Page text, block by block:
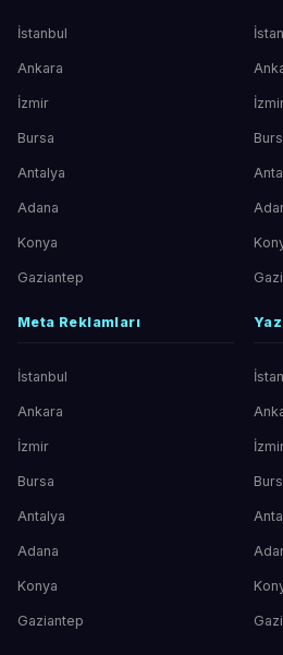
İstanbul
Ankara
İzmir
Bursa
Antalya
Adana
Konya
Gaziantep
Meta Reklamları
İstanbul
Ankara
İzmir
Bursa
Antalya
Adana
Konya
Gaziantep